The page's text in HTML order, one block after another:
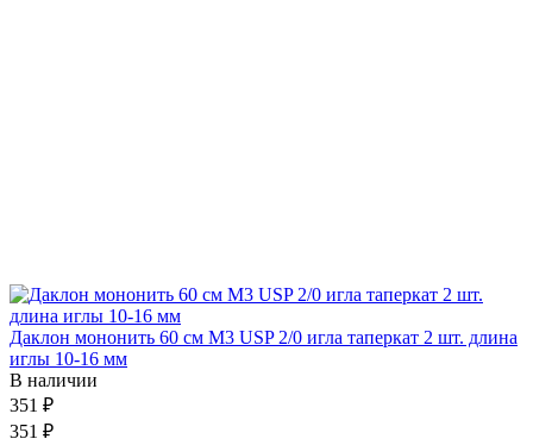
Даклон мононить 60 см М3 USP 2/0 игла таперкат 2 шт. длина
иглы 10-16 мм
В наличии
351 ₽
351 ₽